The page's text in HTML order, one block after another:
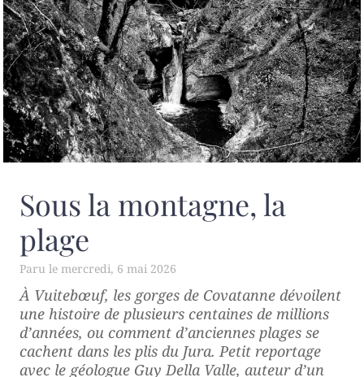
Sous la montagne, la
plage
mercredi, 6 mai 2026
À Vuitebœuf, les gorges de Covatanne dévoilent
une histoire de plusieurs centaines de millions
d’années, ou comment d’anciennes plages se
cachent dans les plis du Jura. Petit reportage
avec le géologue Guy Della Valle, auteur d’un